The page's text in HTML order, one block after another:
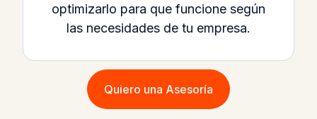
optimizarlo para que funcione según
las necesidades de tu empresa.
Quiero una Asesoría